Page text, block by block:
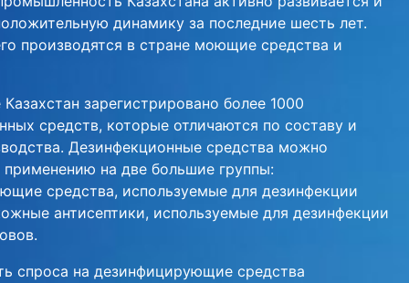
динамику за последние шесть лет.
производятся в стране моющие средства и
зарегистрировано более 1000
средств, которые отличаются по составу и
Дезинфекционные средства можно
применению на две большие группы:
средства, используемые для дезинфекции
антисептики, используемые для дезинфекции
спроса на дезинфицирующие средства